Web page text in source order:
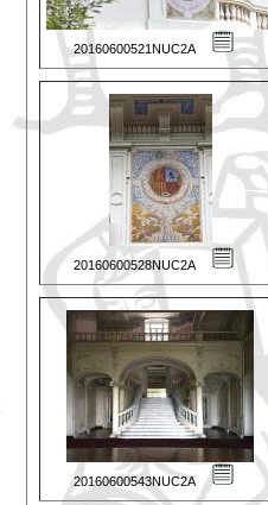
20160600521NUC2A
20160600528NUC2A
20160600543NUC2A